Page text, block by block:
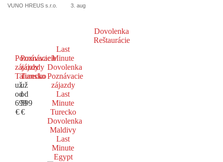
VUNO HREUS s.r.o. 3. aug
Dovolenka
Reštaurácie
Poznávacie
zájazdy
Taliansko
už
od
699
€
Poznávacie
zájazdy
Turecko
už
od
599
€
Last
Minute
Dovolenka
Poznávacie
zájazdy
Last
Minute
Turecko
Dovolenka
Maldivy
Last
Minute
Egypt